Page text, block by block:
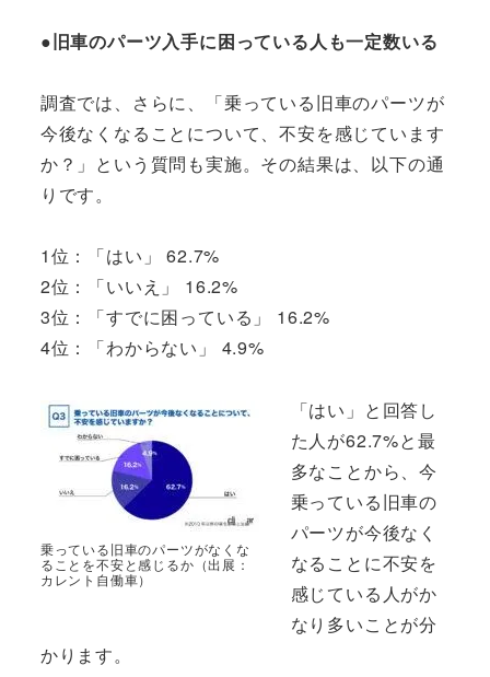
●旧車のパーツ入手に困っている人も一定数いる
調査では、さらに、「乗っている旧車のパーツが
今後なくなることについて、不安を感じています
か？」という質問も実施。その結果は、以下の通
りです。
1位：「はい」 62.7%
2位：「いいえ」 16.2%
3位：「すでに困っている」 16.2%
4位：「わからない」 4.9%
乗っている旧車のパーツがなくな
ることを不安と感じるか（出展：
カレント自働車）
「はい」と回答し
た人が62.7%と最
多なことから、今
乗っている旧車の
パーツが今後なく
なることに不安を
感じている人がか
なり多いことが分
かります。